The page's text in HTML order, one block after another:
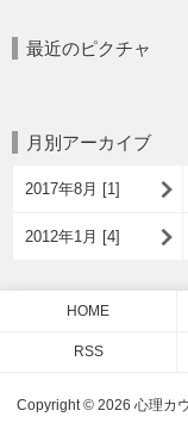
最近のピクチャ
月別アーカイブ
2017年8月 [1]
2012年1月 [4]
HOME
RSS
Copyright © 2026 心理カ